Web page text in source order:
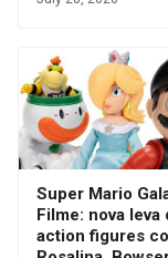
Super Mario
Filme: nova leva
action figures